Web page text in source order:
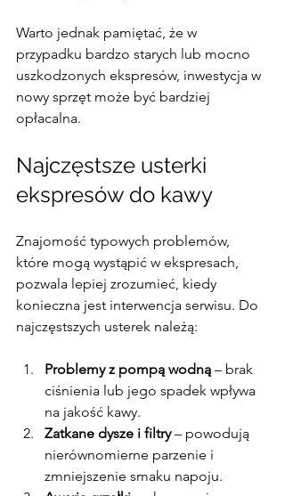
Warto jednak pamiętać, że w
przypadku bardzo starych lub mocno
uszkodzonych ekspresów, inwestycja w
nowy sprzęt może być bardziej
opłacalna.
Najczęstsze usterki
ekspresów do kawy
Znajomość typowych problemów,
które mogą wystąpić w ekspresach,
pozwala lepiej zrozumieć, kiedy
konieczna jest interwencja serwisu. Do
najczęstszych usterek należą:
Problemy z pompą wodną – brak
ciśnienia lub jego spadek wpływa
na jakość kawy.
Zatkane dysze i filtry – powodują
nierównomierne parzenie i
zmniejszenie smaku napoju.